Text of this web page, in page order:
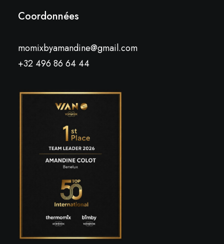
Coordonnées
momixbyamandine@gmail.com
+32 496 86 64 44